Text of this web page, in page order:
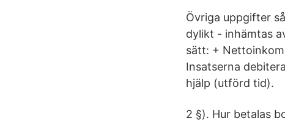
Övriga uppgifter
dylikt - inhämtas
sätt: +
Insatserna
hjälp (utförd tid).
2 §). Hur betalas